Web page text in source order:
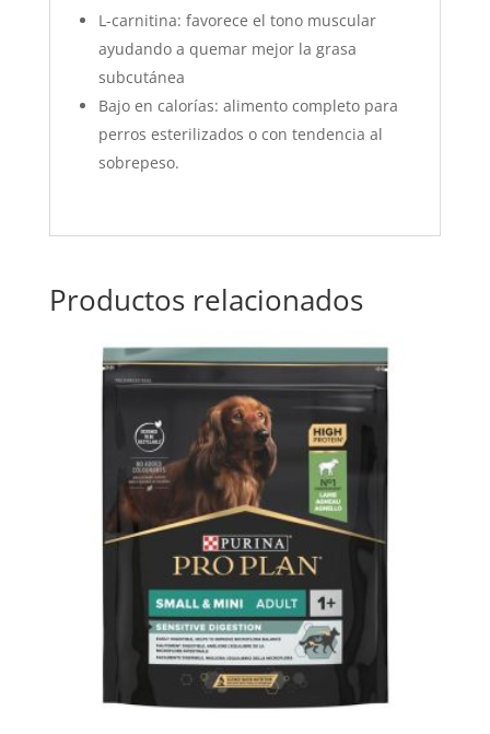
L-carnitina: favorece el tono muscular
ayudando a quemar mejor la grasa
subcutánea
Bajo en calorías: alimento completo para
perros esterilizados o con tendencia al
sobrepeso.
Productos relacionados